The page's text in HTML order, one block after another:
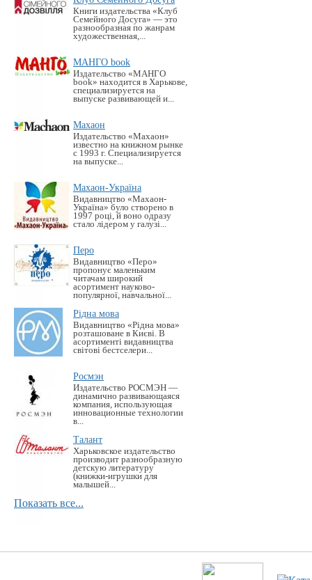
Книги издательства «Клуб
Семейного Досуга» — это
разнообразная по жанрам
художественная,...
МАНГО book
Издательство «MАНГО
book» находится в Харькове,
специализируется на
выпуске развивающей и...
Махаон
Издательство «Махаон»
известно на книжном рынке
с 1993 г. Специализируется
на выпуске...
Махаон-Україна
Видавництво «Махаон-
Україна» було створено в
1997 році, й воно одразу
стало лідером у галузі...
Перо
Видавництво «Перо»
пропонує маленьким
читачам широкий
асортимент науково-
популярної, навчальної...
Рідна мова
Видавництво «Рідна мова»
розташоване в Києві. В
асортименті видавництва
світові бестселери...
Росмэн
Издательство РОСМЭН —
динамично развивающаяся
компания, использующая
инновационные технологии
в...
Талант
Харьковское издательство
производит разнообразную
детскую литературу
(книжки-игрушки для
малышей...
Показать все...